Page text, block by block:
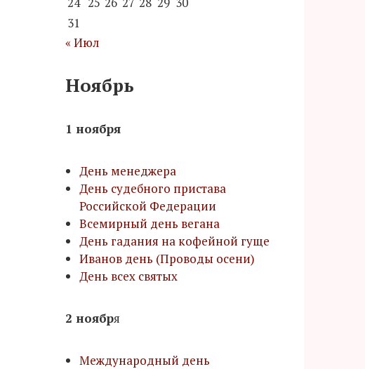
31
« Июл
Ноябрь
1 ноября
День менеджера
День судебного пристава
Российской Федерации
Всемирный день вегана
День гадания на кофейной гуще
Иванов день (Проводы осени)
День всех святых
2 ноября
Международный день